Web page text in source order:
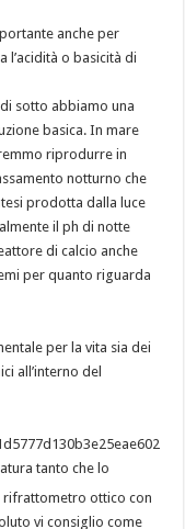
anche per
l’acidità o basicità di
sotto abbiamo una
basica. In mare
riprodurre in
notturno che
prodotta dalla luce
il ph di notte
di calcio anche
per quanto riguarda
per la vita sia dei
all’interno del
tanto che lo
rifrattometro ottico con
vi consiglio come